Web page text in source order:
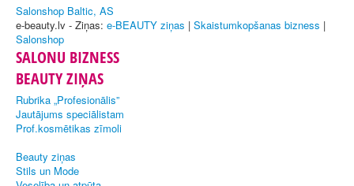
Salonshop Baltic, AS
e-beauty.lv - Ziņas: e-BEAUTY ziņas | Skaistumkopšanas bizness |
Salonshop
SALONU BIZNESS
BEAUTY ZIŅAS
Rubrika „Profesionālis”
Jautājums speciālistam
Prof.kosmētikas zīmoli
Beauty ziņas
Stils un Mode